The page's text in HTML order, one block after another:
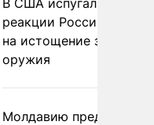
В США испугались
реакции России и
на истощение запасов
оружия
Молдавию